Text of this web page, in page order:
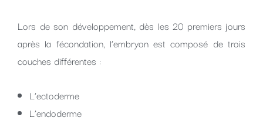
Lors de son développement, dès les 20 premiers jours
après la fécondation, l’embryon est composé de trois
couches différentes :
L’ectoderme
L’endoderme